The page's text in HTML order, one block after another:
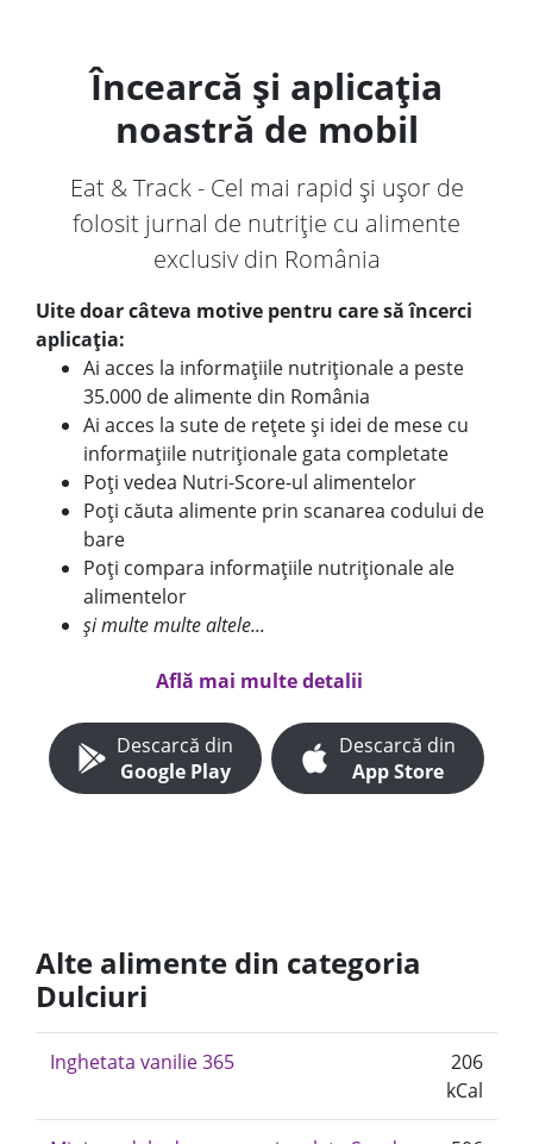
Încearcă și aplicația
noastră de mobil
Eat & Track - Cel mai rapid și ușor de
folosit jurnal de nutriție cu alimente
exclusiv din România
Uite doar câteva motive pentru care să încerci
aplicația:
Ai acces la informațiile nutriționale a peste
35.000 de alimente din România
Ai acces la sute de rețete și idei de mese cu
informațiile nutriționale gata completate
Poți vedea Nutri-Score-ul alimentelor
Poți căuta alimente prin scanarea codului de
bare
Poți compara informațiile nutriționale ale
alimentelor
și multe multe altele...
Află mai multe detalii
Descarcă din
Google Play
Descarcă din
App Store
Alte alimente din categoria
Dulciuri
Inghetata vanilie 365
206
kCal